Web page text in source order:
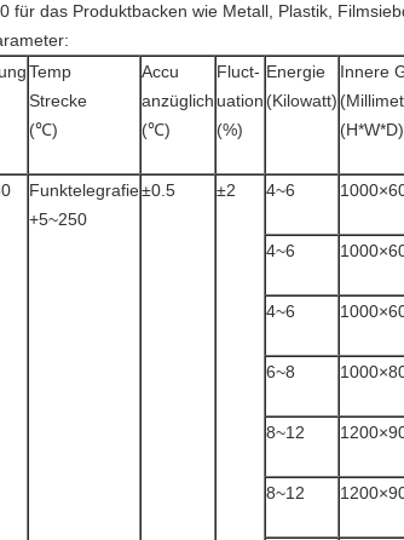
für das Produktbacken wie Metall, Plastik,
Temp
Strecke
(℃)
Accu
anzüglich
(℃)
Fluct-
uation
(%)
Energie
(Kilowatt)
Innere
(H*W*D)
Funktelegrafie
+5~250
±0.5 ±2 4~6
4~6
4~6
6~8
8~12
8~12